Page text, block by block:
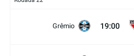
Grêmio 19:00